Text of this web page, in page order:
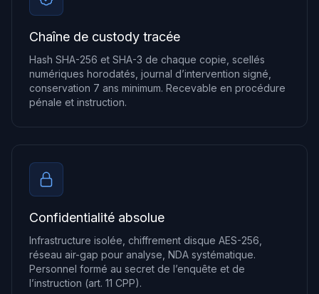
Chaîne de custody tracée
Hash SHA-256 et SHA-3 de chaque copie, scellés
numériques horodatés, journal d’intervention signé,
conservation 7 ans minimum. Recevable en procédure
pénale et instruction.
Confidentialité absolue
Infrastructure isolée, chiffrement disque AES-256,
réseau air-gap pour analyse, NDA systématique.
Personnel formé au secret de l’enquête et de
l’instruction (art. 11 CPP).